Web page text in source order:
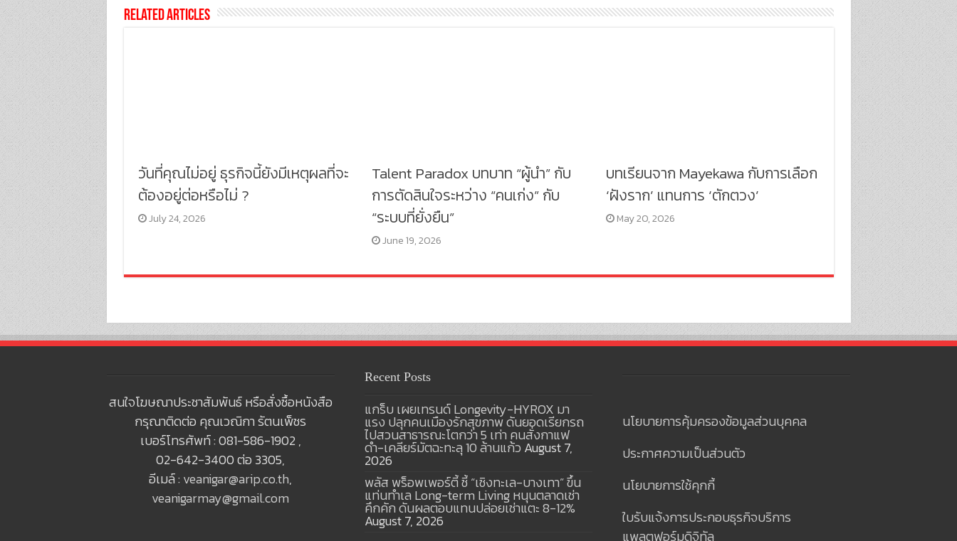
Related Articles
วันที่คุณไม่อยู่ ธุรกิจนี้ยังมีเหตุผลที่จะ
ต้องอยู่ต่อหรือไม่ ?
July 24, 2026
Talent Paradox บทบาท “ผู้นำ” กับ
การตัดสินใจระหว่าง “คนเก่ง” กับ
“ระบบที่ยั่งยืน”
June 19, 2026
บทเรียนจาก Mayekawa กับการเลือก
‘ฝังราก’ แทนการ ‘ตักตวง’
May 20, 2026
สนใจโฆษณาประชาสัมพันธ์ หรือสั่งซื้อหนังสือ
กรุณาติดต่อ คุณเวณิกา รัตนเพ็ชร
เบอร์โทรศัพท์ : 081-586-1902 ,
02-642-3400 ต่อ 3305,
อีเมล์ : veanigar@arip.co.th,
veanigarmay@gmail.com
Recent Posts
แกร็บ เผยเทรนด์ Longevity-HYROX มา
แรง ปลุกคนเมืองรักสุขภาพ ดันยอดเรียกรถ
ไปสวนสาธารณะโตกว่า 5 เท่า คนสั่งกาแฟ
ดำ-เคลียร์มัตฉะทะลุ 10 ล้านแก้ว August 7,
2026
พลัส พร็อพเพอร์ตี้ ชี้ “เชิงทะเล-บางเทา” ขึ้น
แท่นทำเล Long-term Living หนุนตลาดเช่า
คึกคัก ดันผลตอบแทนปล่อยเช่าแตะ 8-12%
August 7, 2026
นโยบายการคุ้มครองข้อมูลส่วนบุคคล
ประกาศความเป็นส่วนตัว
นโยบายการใช้คุกกี้
ใบรับแจ้งการประกอบธุรกิจบริการ
แพลตฟอร์มดิจิทัล